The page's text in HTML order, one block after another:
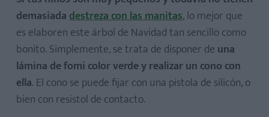
demasiadadestreza con las manitas, lo mejor que
es elaboren este árbol de Navidad tan sencillo como
bonito. Simplemente, se trata de disponer de una
lámina de fomi color verde y realizar un cono con
ella. El cono se puede fijar con una pistola de silicón, o
bien con resistol de contacto.